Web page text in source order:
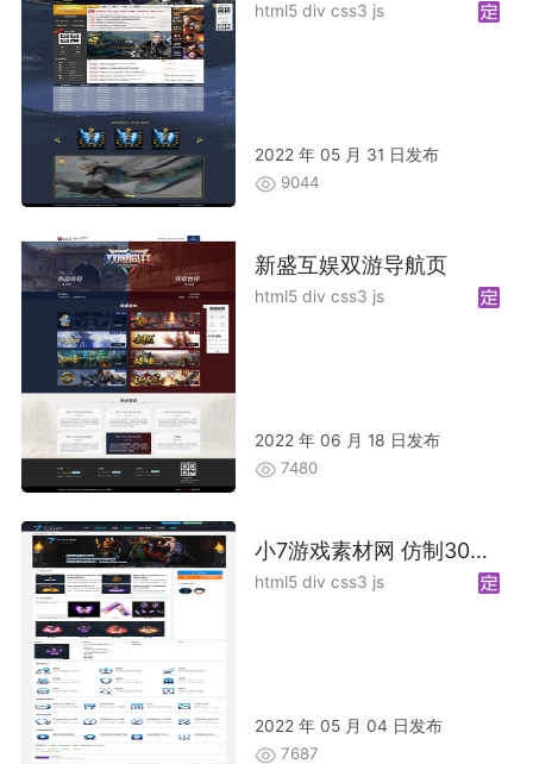
html5 div css3 js
2022 年 05 月 31 日发布
9044
新盛互娱双游导航页
html5 div css3 js
2022 年 06 月 18 日发布
7480
小7游戏素材网 仿制30GM 加优化
html5 div css3 js
2022 年 05 月 04 日发布
7687